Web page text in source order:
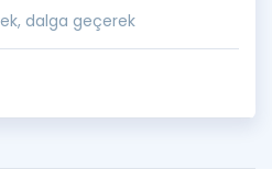
dalga geçerek